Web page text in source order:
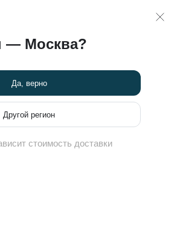
— Москва?
Да, верно
Другой регион
стоимость доставки